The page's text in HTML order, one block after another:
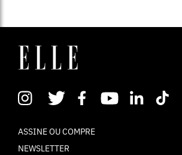
ASSINE OU COMPRE
NEWSLETTER